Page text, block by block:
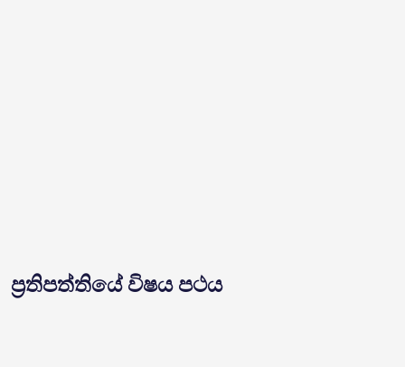
ප්‍රතිපත්තියේ විෂය පථය